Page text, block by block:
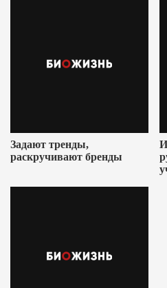
Задают тренды,
раскручивают бренды